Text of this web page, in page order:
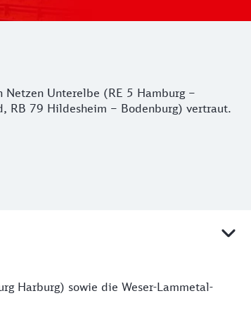
Unterelbe (RE 5 Hamburg –
RB 79 Hildesheim – Bodenburg) vertraut.
Harburg) sowie die Weser-Lammetal-